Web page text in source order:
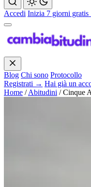
Accedi Inizia 7 giorni
Blog Chi sono Protocollo
Registrati → Hai già un
Home / Abitudini / Cinque